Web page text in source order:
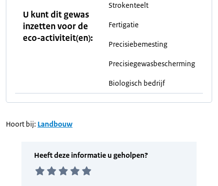
U kunt dit gewas
inzetten voor de
eco-activiteit(en):
Strokenteelt
Fertigatie
Precisiebemesting
Precisiegewasbescherming
Biologisch bedrijf
Hoort bij: Landbouw